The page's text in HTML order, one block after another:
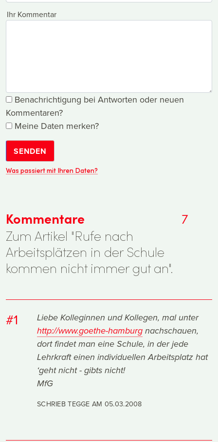
Ihr Kommentar
Benachrichtigung bei Antworten oder neuen
Kommentaren?
Meine Daten merken?
SENDEN
Was passiert mit Ihren Daten?
Kommentare
7
Zum Artikel "Rufe nach
Arbeitsplätzen in der Schule
kommen nicht immer gut an".
#1
Liebe Kolleginnen und Kollegen, mal unter
http://www.goethe-hamburg nachschauen,
dort findet man eine Schule, in der jede
Lehrkraft einen individuellen Arbeitsplatz hat
‘geht nicht - gibts nicht!
MfG
SCHRIEB TEGGE AM 05.03.2008